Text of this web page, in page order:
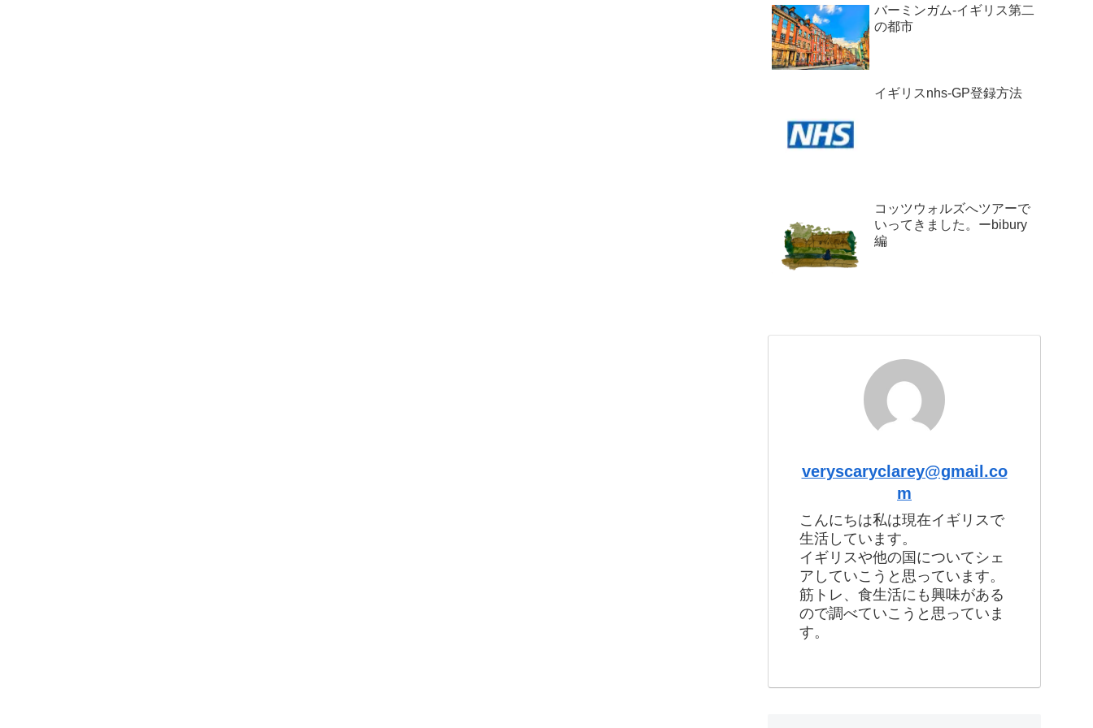
バーミンガム-イギリス第二
の都市
イギリスnhs-GP登録方法
コッツウォルズへツアーで
いってきました。ーbibury
編
veryscaryclarey@gmail.co
m
こんにちは私は現在イギリスで
生活しています。
イギリスや他の国についてシェ
アしていこうと思っています。
筋トレ、食生活にも興味がある
ので調べていこうと思っていま
す。